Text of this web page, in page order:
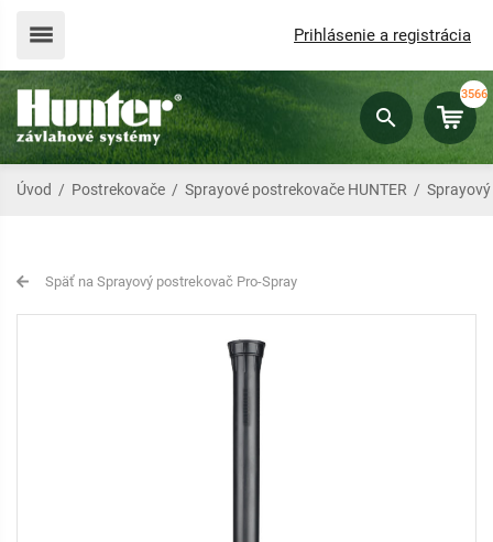
Prihlásenie a registrácia
3566
Úvod / Postrekovače / Sprayové postrekovače HUNTER /
Späť na Sprayový postrekovač Pro-Spray